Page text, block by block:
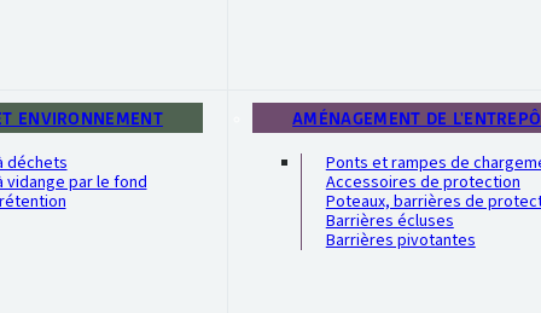
ENVIRONNEMENT
déchets
vidange par le fond
AMÉNAGEMENT DE
Ponts et rampes de
Accessoires de protection
Poteaux, barrières de
Barrières écluses
Barrières pivotantes